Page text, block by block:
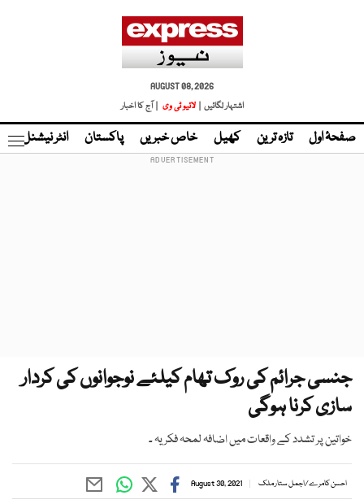
AUGUST 08, 2026
اشتہار لگائیں |
لائیو ٹی وی | آج کا اخبار
صفحۂ اول تازہ ترین کھیل خاص خبریں پاکستان انٹر نیشنل
جنسی جرائم کی روک تھام کیلئے نوجوانوں کی کردار
سازی کرنا ہوگی
خواتین پر تشدد کے واقعات میں اضافہ لمحہ فکریہ ۔
احسن کامرے/اجمل ستار ملک August 30, 2021